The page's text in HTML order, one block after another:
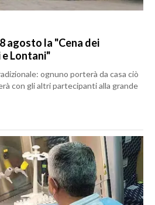
agosto la "Cena dei
Lontani"
ognuno porterà da casa ciò
con gli altri partecipanti alla grande